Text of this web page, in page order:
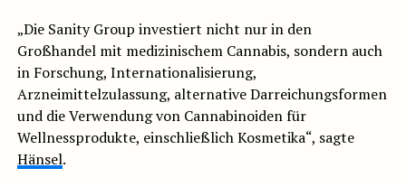
„Die Sanity Group investiert nicht nur in den
Großhandel mit medizinischem Cannabis, sondern auch
in Forschung, Internationalisierung,
Arzneimittelzulassung, alternative Darreichungsformen
und die Verwendung von Cannabinoiden für
Wellnessprodukte, einschließlich Kosmetika“, sagte
Hänsel.